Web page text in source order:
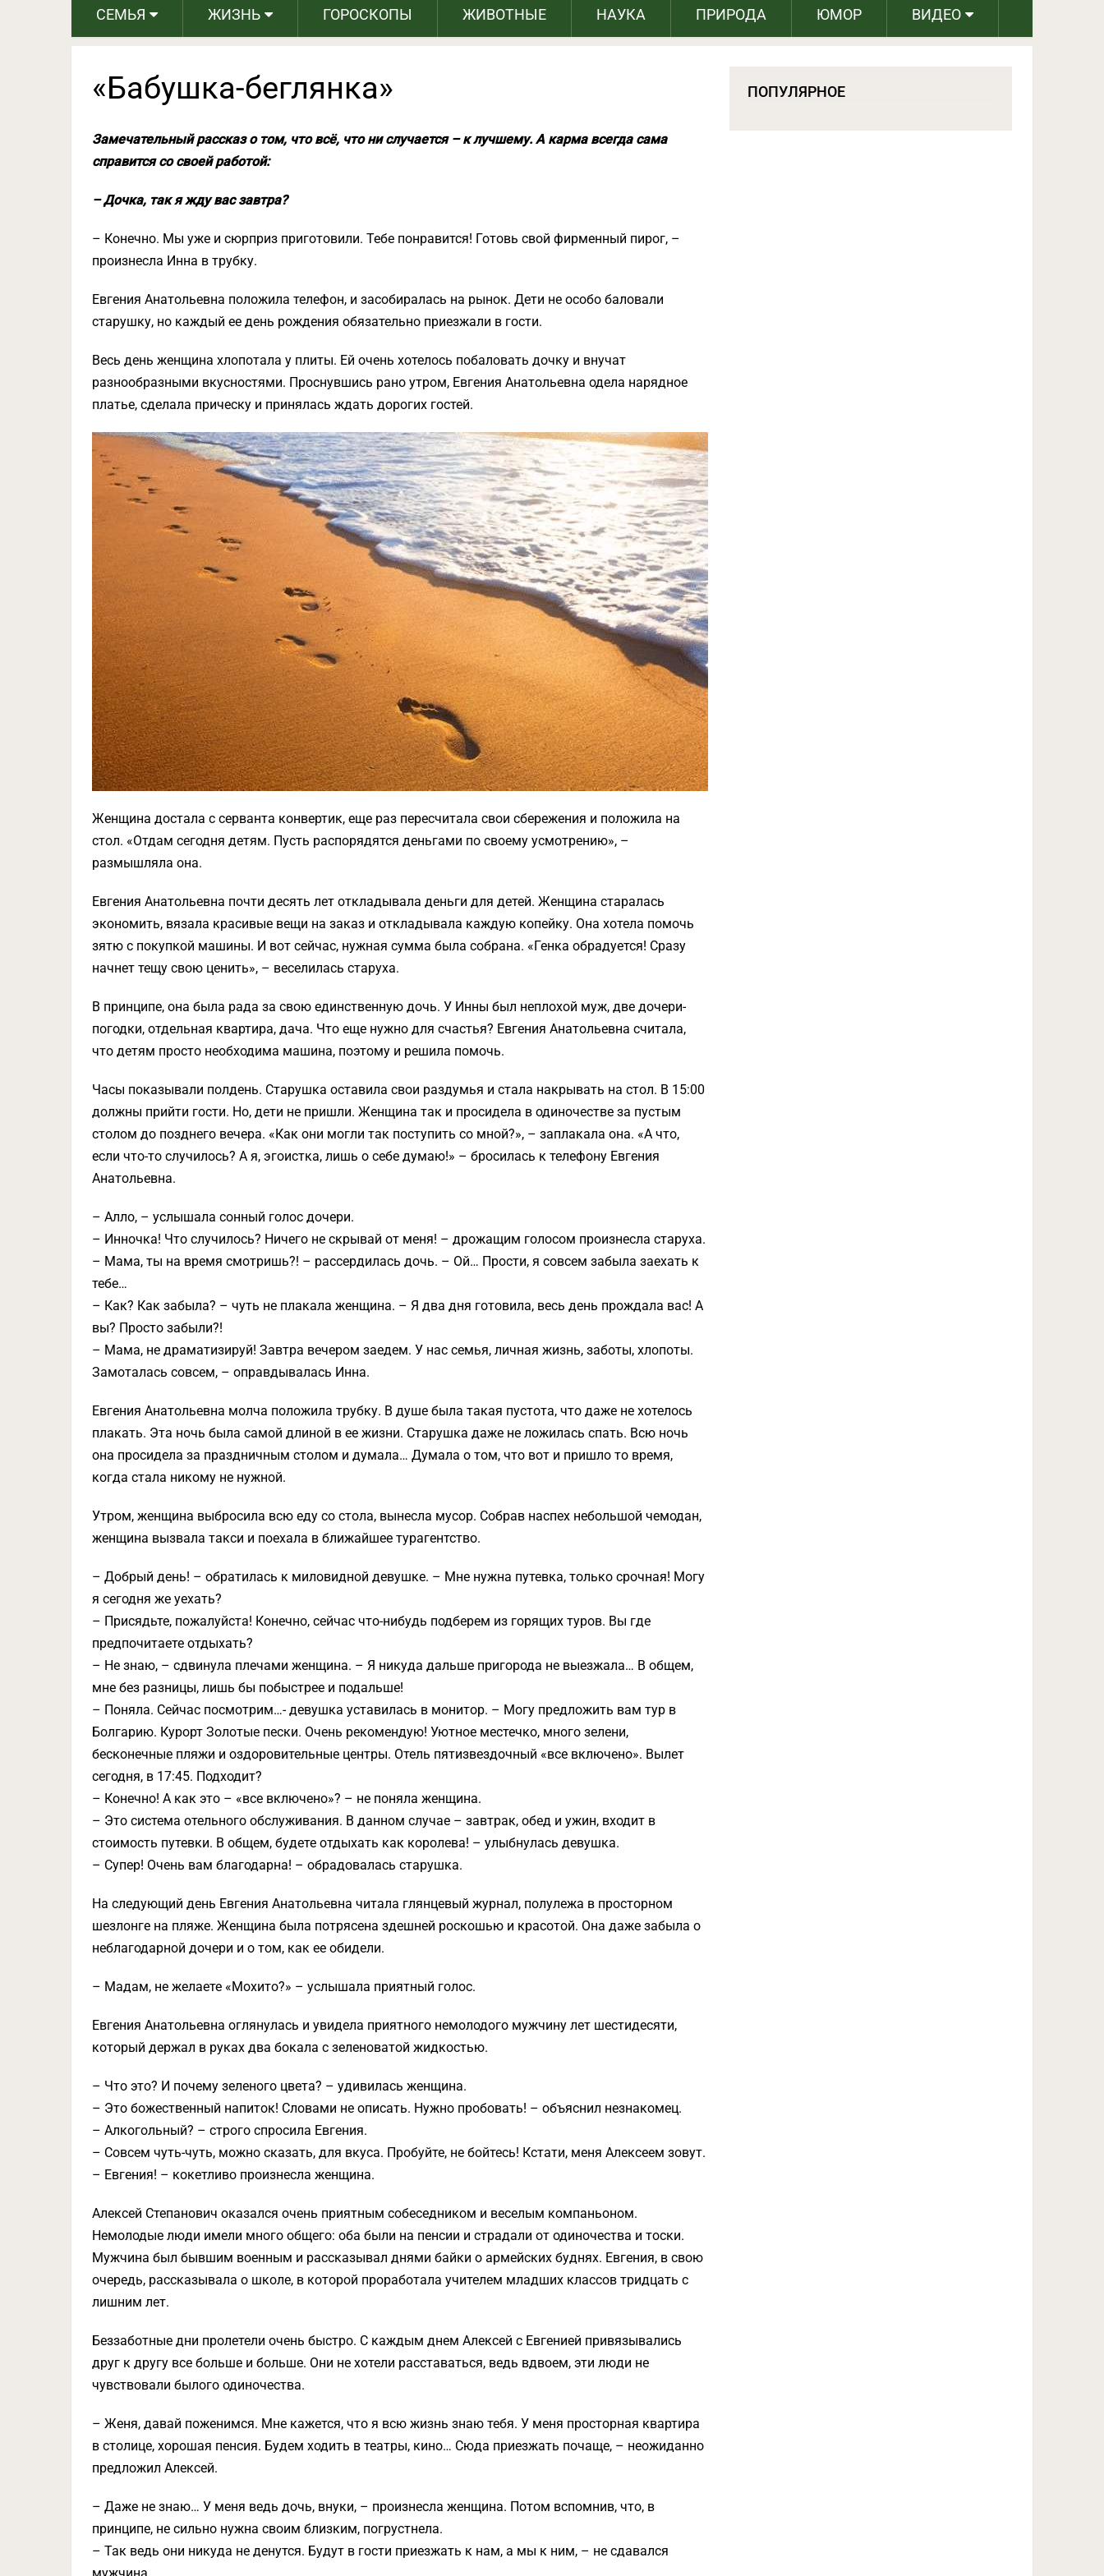
СЕМЬЯ ЖИЗНЬ ГОРОСКОПЫ ЖИВОТНЫЕ НАУКА ПРИРОДА ЮМОР ВИДЕО
«Бабушка-беглянка»
Замечательный рассказ о том, что всё, что ни случается – к лучшему. А карма всегда сама
справится со своей работой:
– Дочка, так я жду вас завтра?
– Конечно. Мы уже и сюрприз приготовили. Тебе понравится! Готовь свой фирменный пирог, –
произнесла Инна в трубку.
Евгения Анатольевна положила телефон, и засобиралась на рынок. Дети не особо баловали
старушку, но каждый ее день рождения обязательно приезжали в гости.
Весь день женщина хлопотала у плиты. Ей очень хотелось побаловать дочку и внучат
разнообразными вкусностями. Проснувшись рано утром, Евгения Анатольевна одела нарядное
платье, сделала прическу и принялась ждать дорогих гостей.
Женщина достала с серванта конвертик, еще раз пересчитала свои сбережения и положила на
стол. «Отдам сегодня детям. Пусть распорядятся деньгами по своему усмотрению», –
размышляла она.
Евгения Анатольевна почти десять лет откладывала деньги для детей. Женщина старалась
экономить, вязала красивые вещи на заказ и откладывала каждую копейку. Она хотела помочь
зятю с покупкой машины. И вот сейчас, нужная сумма была собрана. «Генка обрадуется! Сразу
начнет тещу свою ценить», – веселилась старуха.
В принципе, она была рада за свою единственную дочь. У Инны был неплохой муж, две дочери-
погодки, отдельная квартира, дача. Что еще нужно для счастья? Евгения Анатольевна считала,
что детям просто необходима машина, поэтому и решила помочь.
Часы показывали полдень. Старушка оставила свои раздумья и стала накрывать на стол. В 15:00
должны прийти гости. Но, дети не пришли. Женщина так и просидела в одиночестве за пустым
столом до позднего вечера. «Как они могли так поступить со мной?», – заплакала она. «А что,
если что-то случилось? А я, эгоистка, лишь о себе думаю!» – бросилась к телефону Евгения
Анатольевна.
– Алло, – услышала сонный голос дочери.
– Инночка! Что случилось? Ничего не скрывай от меня! – дрожащим голосом произнесла старуха.
– Мама, ты на время смотришь?! – рассердилась дочь. – Ой… Прости, я совсем забыла заехать к
тебе…
– Как? Как забыла? – чуть не плакала женщина. – Я два дня готовила, весь день прождала вас! А
вы? Просто забыли?!
– Мама, не драматизируй! Завтра вечером заедем. У нас семья, личная жизнь, заботы, хлопоты.
Замоталась совсем, – оправдывалась Инна.
Евгения Анатольевна молча положила трубку. В душе была такая пустота, что даже не хотелось
плакать. Эта ночь была самой длиной в ее жизни. Старушка даже не ложилась спать. Всю ночь
она просидела за праздничным столом и думала… Думала о том, что вот и пришло то время,
когда стала никому не нужной.
Утром, женщина выбросила всю еду со стола, вынесла мусор. Собрав наспех небольшой чемодан,
женщина вызвала такси и поехала в ближайшее турагентство.
– Добрый день! – обратилась к миловидной девушке. – Мне нужна путевка, только срочная! Могу
я сегодня же уехать?
– Присядьте, пожалуйста! Конечно, сейчас что-нибудь подберем из горящих туров. Вы где
предпочитаете отдыхать?
– Не знаю, – сдвинула плечами женщина. – Я никуда дальше пригорода не выезжала… В общем,
мне без разницы, лишь бы побыстрее и подальше!
– Поняла. Сейчас посмотрим…- девушка уставилась в монитор. – Могу предложить вам тур в
Болгарию. Курорт Золотые пески. Очень рекомендую! Уютное местечко, много зелени,
бесконечные пляжи и оздоровительные центры. Отель пятизвездочный «все включено». Вылет
сегодня, в 17:45. Подходит?
– Конечно! А как это – «все включено»? – не поняла женщина.
– Это система отельного обслуживания. В данном случае – завтрак, обед и ужин, входит в
стоимость путевки. В общем, будете отдыхать как королева! – улыбнулась девушка.
– Супер! Очень вам благодарна! – обрадовалась старушка.
На следующий день Евгения Анатольевна читала глянцевый журнал, полулежа в просторном
шезлонге на пляже. Женщина была потрясена здешней роскошью и красотой. Она даже забыла о
неблагодарной дочери и о том, как ее обидели.
– Мадам, не желаете «Мохито?» – услышала приятный голос.
Евгения Анатольевна оглянулась и увидела приятного немолодого мужчину лет шестидесяти,
который держал в руках два бокала с зеленоватой жидкостью.
– Что это? И почему зеленого цвета? – удивилась женщина.
– Это божественный напиток! Словами не описать. Нужно пробовать! – объяснил незнакомец.
– Алкогольный? – строго спросила Евгения.
– Совсем чуть-чуть, можно сказать, для вкуса. Пробуйте, не бойтесь! Кстати, меня Алексеем зовут.
– Евгения! – кокетливо произнесла женщина.
Алексей Степанович оказался очень приятным собеседником и веселым компаньоном.
Немолодые люди имели много общего: оба были на пенсии и страдали от одиночества и тоски.
Мужчина был бывшим военным и рассказывал днями байки о армейских буднях. Евгения, в свою
очередь, рассказывала о школе, в которой проработала учителем младших классов тридцать с
лишним лет.
Беззаботные дни пролетели очень быстро. С каждым днем Алексей с Евгенией привязывались
друг к другу все больше и больше. Они не хотели расставаться, ведь вдвоем, эти люди не
чувствовали былого одиночества.
– Женя, давай поженимся. Мне кажется, что я всю жизнь знаю тебя. У меня просторная квартира
в столице, хорошая пенсия. Будем ходить в театры, кино… Сюда приезжать почаще, – неожиданно
предложил Алексей.
– Даже не знаю… У меня ведь дочь, внуки, – произнесла женщина. Потом вспомнив, что, в
принципе, не сильно нужна своим близким, погрустнела.
– Так ведь они никуда не денутся. Будут в гости приезжать к нам, а мы к ним, – не сдавался
ПОПУЛЯРНОЕ